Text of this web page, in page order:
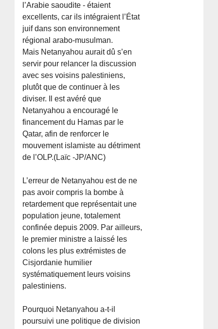
l’Arabie saoudite - étaient
excellents, car ils intégraient l’État
juif dans son environnement
régional arabo-musulman.
Mais Netanyahou aurait dû s’en
servir pour relancer la discussion
avec ses voisins palestiniens,
plutôt que de continuer à les
diviser. Il est avéré que
Netanyahou a encouragé le
financement du Hamas par le
Qatar, afin de renforcer le
mouvement islamiste au détriment
de l’OLP.(Laïc -JP/ANC)
L’erreur de Netanyahou est de ne
pas avoir compris la bombe à
retardement que représentait une
population jeune, totalement
confinée depuis 2009. Par ailleurs,
le premier ministre a laissé les
colons les plus extrémistes de
Cisjordanie humilier
systématiquement leurs voisins
palestiniens.
Pourquoi Netanyahou a-t-il
poursuivi une politique de division